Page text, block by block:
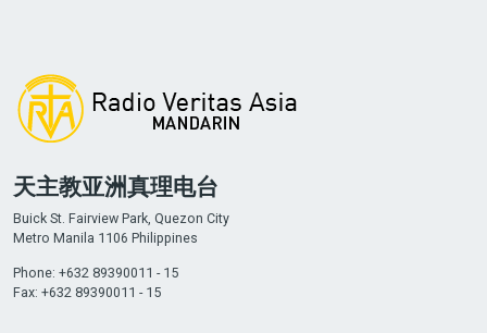
天主教亚洲真理电台
Buick St. Fairview Park, Quezon City
Metro Manila 1106 Philippines
Phone: +632 89390011 - 15
Fax: +632 89390011 - 15